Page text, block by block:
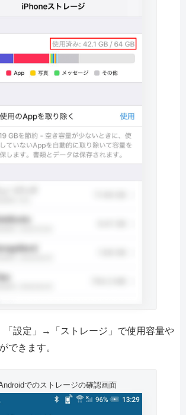
「設定」→「ストレージ」で使用容量や
できます。
でのストレージの確認画面